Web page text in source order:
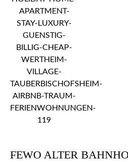
FEWO ALTER